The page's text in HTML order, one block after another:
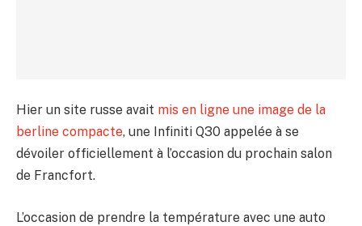
Hier un site russe avait mis en ligne une image de la
berline compacte, une Infiniti Q30 appelée à se
dévoiler officiellement à l’occasion du prochain salon
de Francfort.
L’occasion de prendre la température avec une auto